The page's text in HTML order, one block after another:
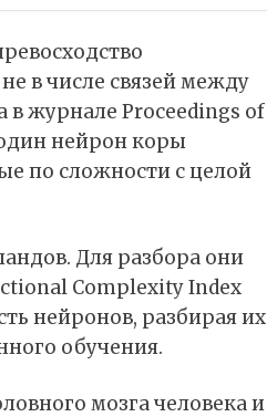
в числе связей между
в журнале Proceedings of
нейрон коры
по сложности с целой
Для разбора они
Complexity Index
нейронов, разбирая их
обучения.
мозга человека и